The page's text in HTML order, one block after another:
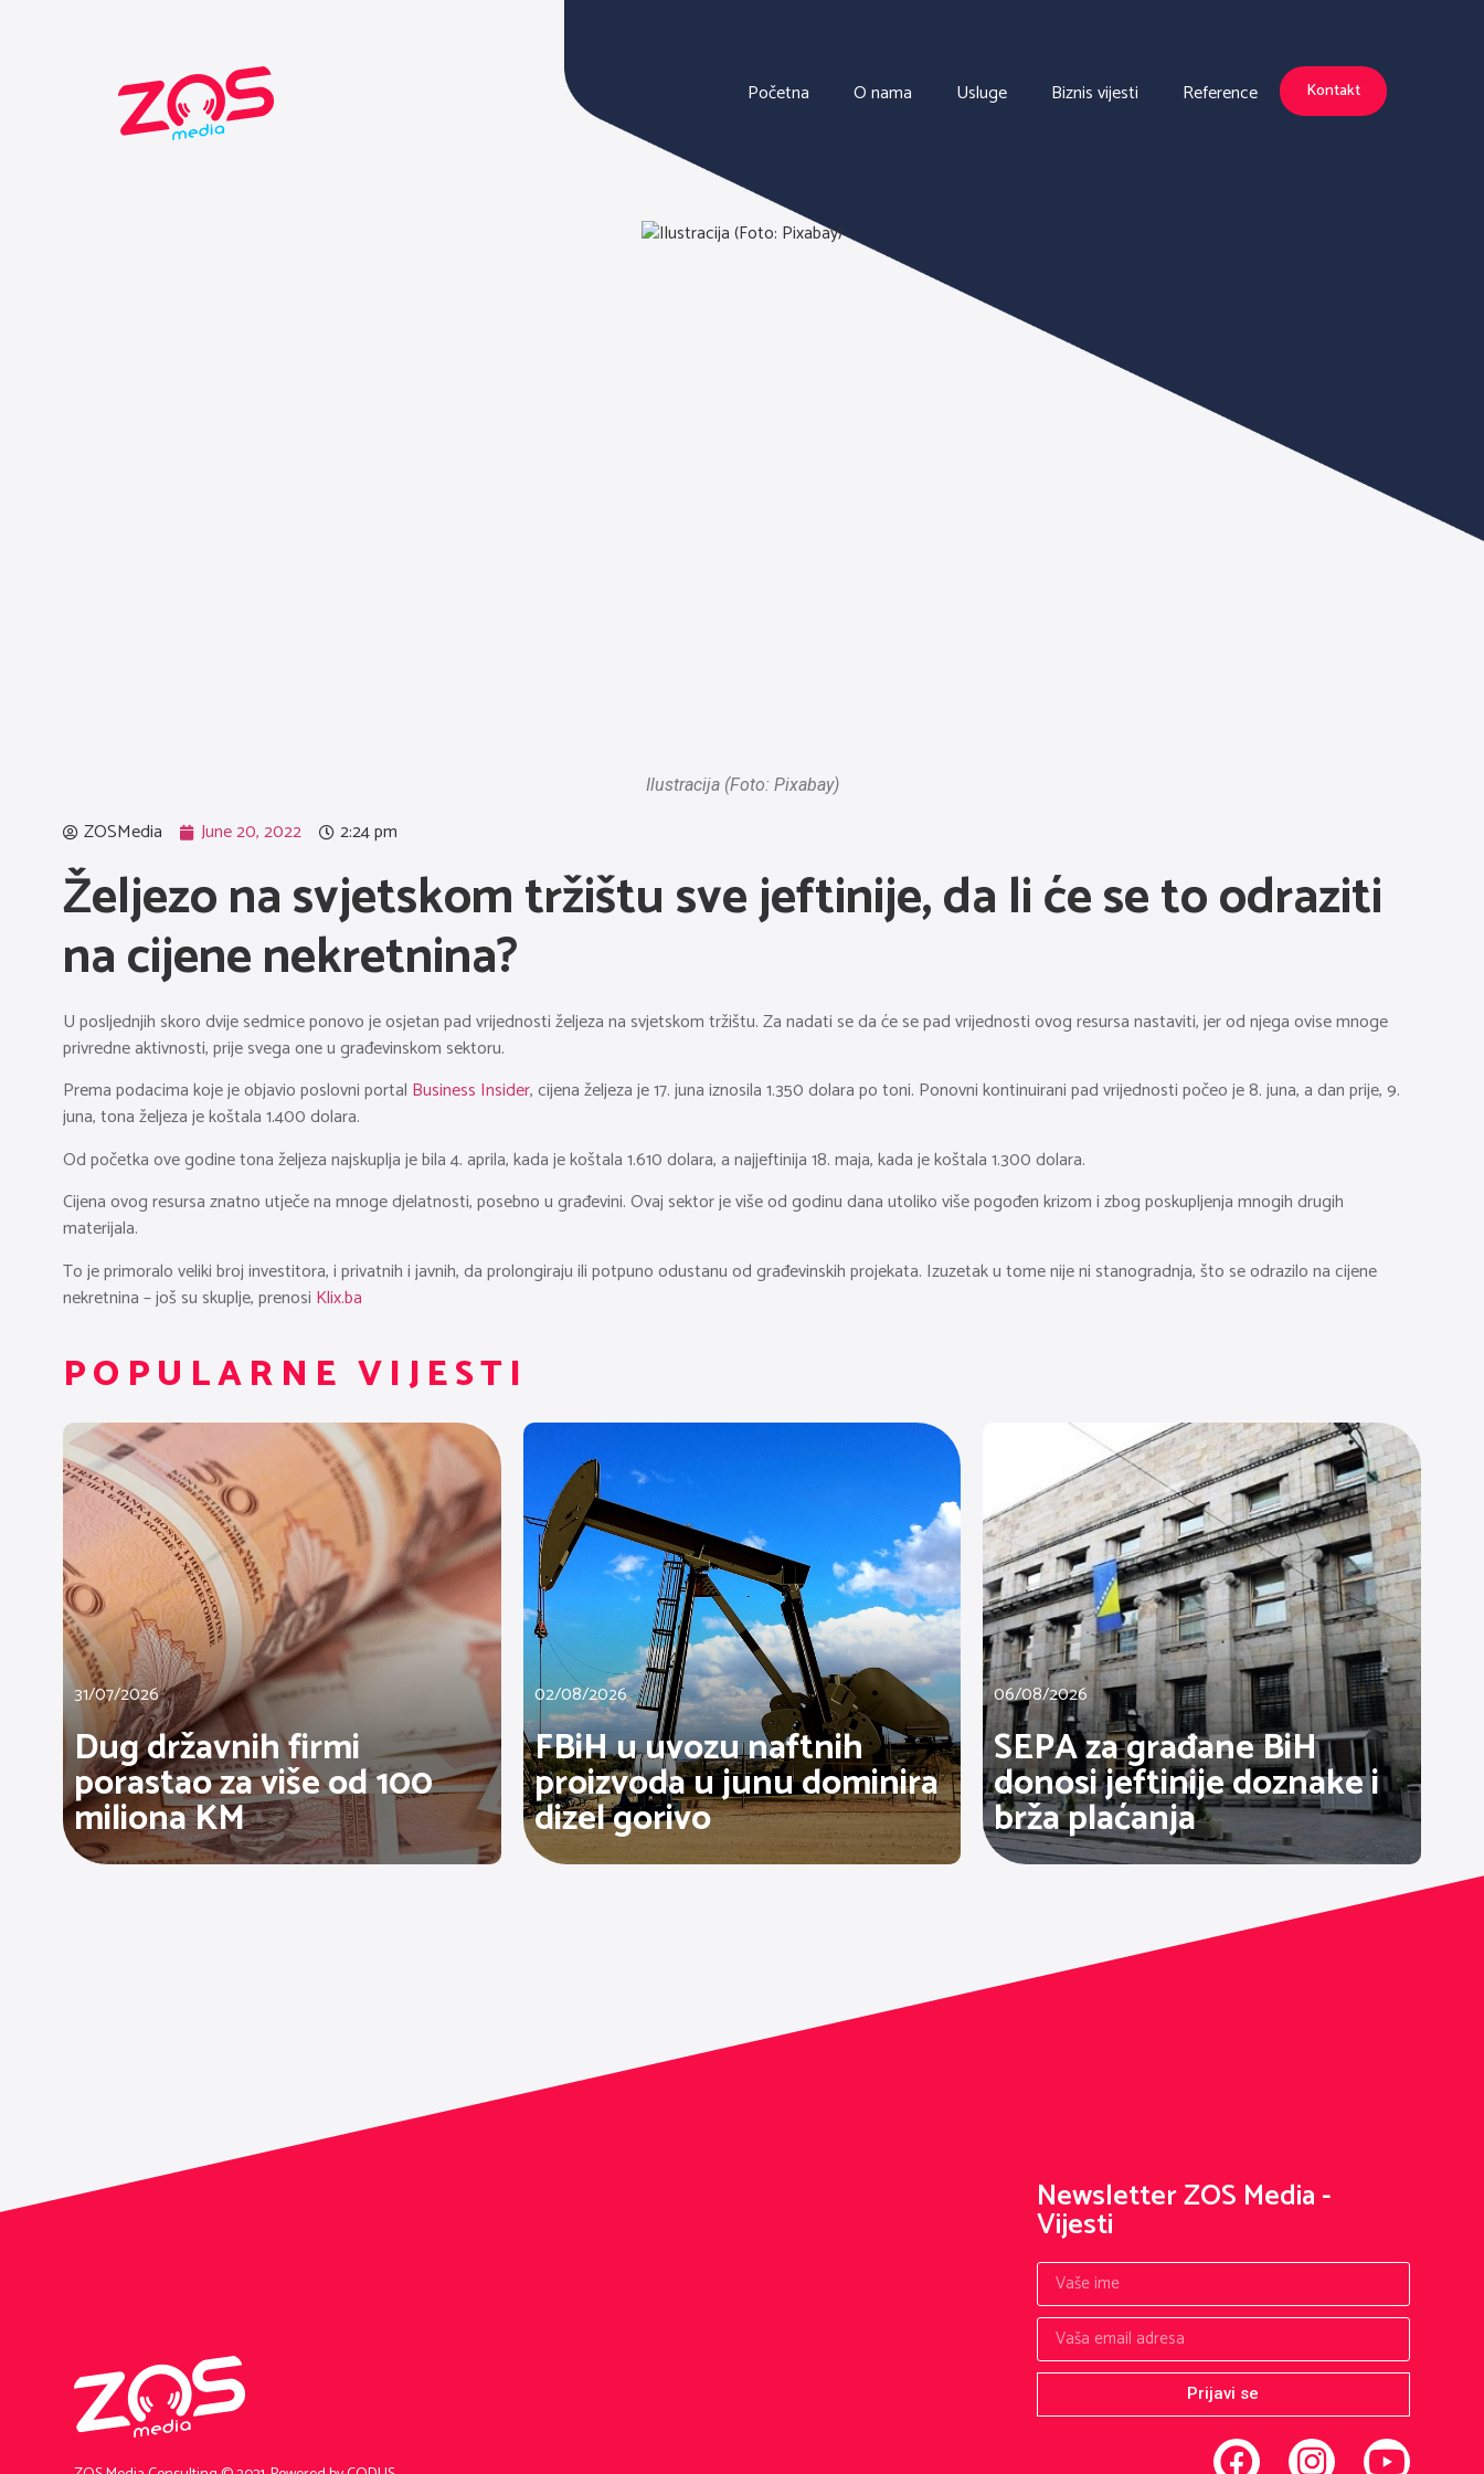
Početna O nama Usluge Biznis vijesti Reference Kontakt
Ilustracija (Foto: Pixabay)
ZOSMedia June 20, 2022 2:24 pm
Željezo na svjetskom tržištu sve jeftinije, da li će se to odraziti
na cijene nekretnina?
U posljednjih skoro dvije sedmice ponovo je osjetan pad vrijednosti željeza na svjetskom tržištu. Za nadati se da će se pad vrijednosti ovog resursa nastaviti, jer od njega ovise mnoge
privredne aktivnosti, prije svega one u građevinskom sektoru.
Prema podacima koje je objavio poslovni portal Business Insider, cijena željeza je 17. juna iznosila 1.350 dolara po toni. Ponovni kontinuirani pad vrijednosti počeo je 8. juna, a dan prije, 9.
juna, tona željeza je koštala 1.400 dolara.
Od početka ove godine tona željeza najskuplja je bila 4. aprila, kada je koštala 1.610 dolara, a najjeftinija 18. maja, kada je koštala 1.300 dolara.
Cijena ovog resursa znatno utječe na mnoge djelatnosti, posebno u građevini. Ovaj sektor je više od godinu dana utoliko više pogođen krizom i zbog poskupljenja mnogih drugih
materijala.
To je primoralo veliki broj investitora, i privatnih i javnih, da prolongiraju ili potpuno odustanu od građevinskih projekata. Izuzetak u tome nije ni stanogradnja, što se odrazilo na cijene
nekretnina – još su skuplje, prenosi Klix.ba
POPULARNE VIJESTI
31/07/2026
Dug državnih firmi
porastao za više od 100
miliona KM
02/08/2026
FBiH u uvozu naftnih
proizvoda u junu dominira
dizel gorivo
06/08/2026
SEPA za građane BiH
donosi jeftinije doznake i
brža plaćanja
Newsletter ZOS Media -
Vijesti
Prijavi se